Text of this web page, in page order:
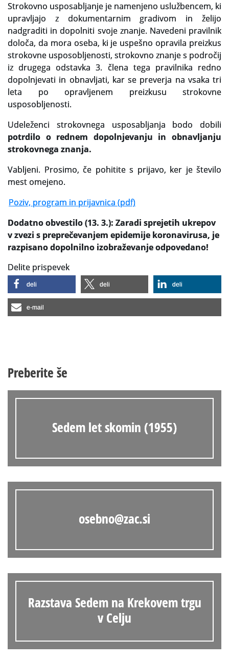
Anonimka
Virtualni.ZAC
Publikacije
Strokovno usposabljanje je namenjeno uslužbencem, ki
upravljajo z dokumentarnim gradivom in želijo
nadgraditi in dopolniti svoje znanje. Navedeni pravilnik
določa, da mora oseba, ki je uspešno opravila preizkus
strokovne usposobljenosti, strokovno znanje s področij
iz drugega odstavka 3. člena tega pravilnika redno
dopolnjevati in obnavljati, kar se preverja na vsaka tri
leta po opravljenem preizkusu strokovne
usposobljenosti.
Udeleženci strokovnega usposabljanja bodo dobili
potrdilo o rednem dopolnjevanju in obnavljanju
strokovnega znanja.
Vabljeni. Prosimo, če pohitite s prijavo, ker je število
mest omejeno.
Poziv, program in prijavnica (pdf)
Dodatno obvestilo (13. 3.): Zaradi sprejetih ukrepov
v zvezi s preprečevanjem epidemije koronavirusa, je
razpisano dopolnilno izobraževanje odpovedano!
Delite prispevek
deli deli deli
e-mail
Preberite še
Sedem let skomin (1955)
osebno@zac.si
Razstava Sedem na Krekovem trgu
v Celju